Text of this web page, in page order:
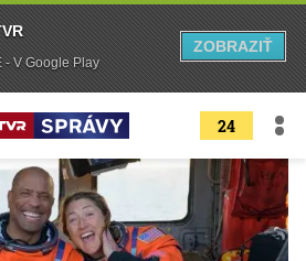
24
- V Google Play
ZOBRAZIŤ